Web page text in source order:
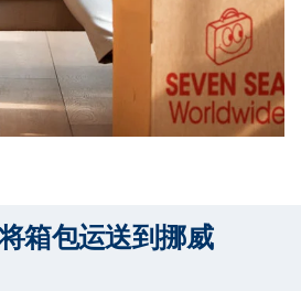
箱包运送到挪威